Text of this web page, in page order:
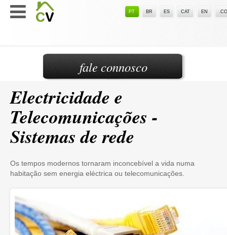
PT BR ES CAT EN
Electricidade e
Telecomunicações -
Sistemas de rede
Os tempos modernos tornaram inconcebível a vida numa
habitação sem energia eléctrica ou telecomunicações.
fale connosco